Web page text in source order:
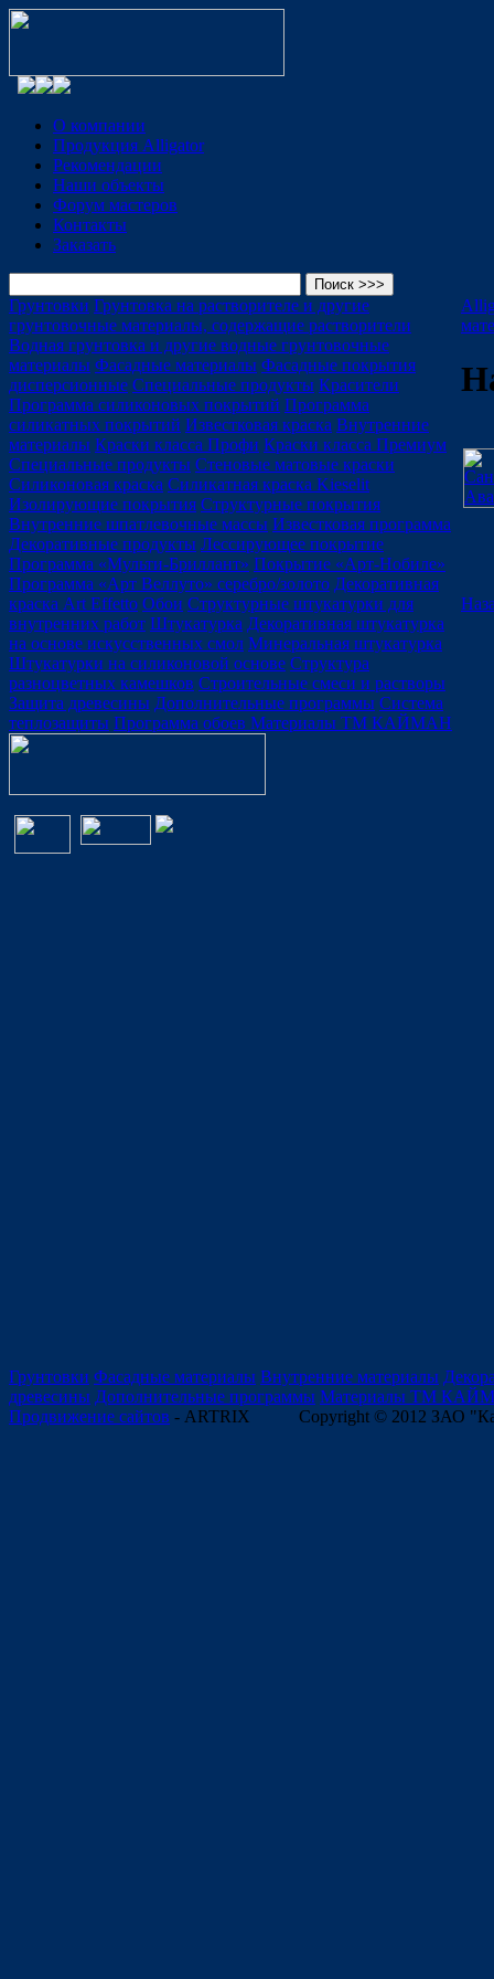
О компании
Продукция Alligator
Рекомендации
Наши объекты
Форум мастеров
Контакты
Заказать
Грунтовки Грунтовка на растворителе и другие
грунтовочные материалы, содержащие растворители
Водная грунтовка и другие водные грунтовочные
материалы Фасадные материалы Фасадные покрытия
дисперсионные Специальные продукты Красители
Программа силиконовых покрытий Программа
силикатных покрытий Известковая краска Внутренние
материалы Краски класса Профи Краски класса Премиум
Специальные продукты Стеновые матовые краски
Силиконовая краска Силикатная краска Kieselit
Изолирующие покрытия Структурные покрытия
Внутренние шпатлевочные массы Известковая программа
Декоративные продукты Лессирующее покрытие
Программа «Мульти-Бриллант» Покрытие «Арт-Нобиле»
Программа «Арт Веллуто» серебро/золото Декоративная
краска Art Effetto Обои Структурные штукатурки для
внутренних работ Штукатурка Декоративная штукатурка
на основе искусственных смол Минеральная штукатурка
Штукатурки на силиконовой основе Структура
разноцветных камешков Строительные смеси и растворы
Защита древесины Дополнительные программы Система
теплозащиты Программа обоев Материалы ТМ КАЙМАН
Грунтовки Фасадные материалы Внутренние материалы
древесины Дополнительные программы Материалы ТМ
Продвижение сайтов - ARTRIX Copyright © 2012 ЗАО